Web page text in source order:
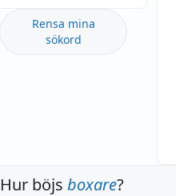
Rensa mina
sökord
Hur böjs boxare?